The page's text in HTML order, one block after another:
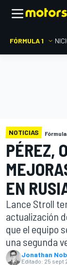
FÓRMULA 1
NOTICIAS Fórmula
PÉREZ,
EN
Lance Stroll
actualización
que el equipo
una segunda
Jonathan
Editado: 25 sept